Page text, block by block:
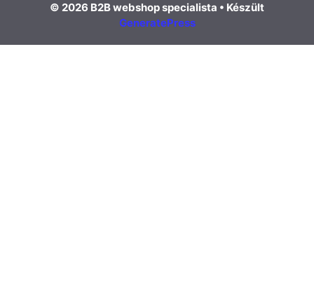
© 2026 B2B webshop specialista • Készült
GeneratePress